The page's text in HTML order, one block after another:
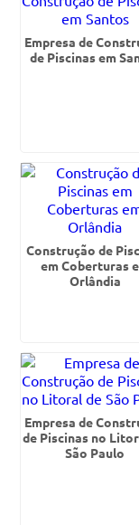
Empresa de
de Piscinas em
Construção de
em Coberturas
Orlândia
Empresa de
de Piscinas no
São Paulo